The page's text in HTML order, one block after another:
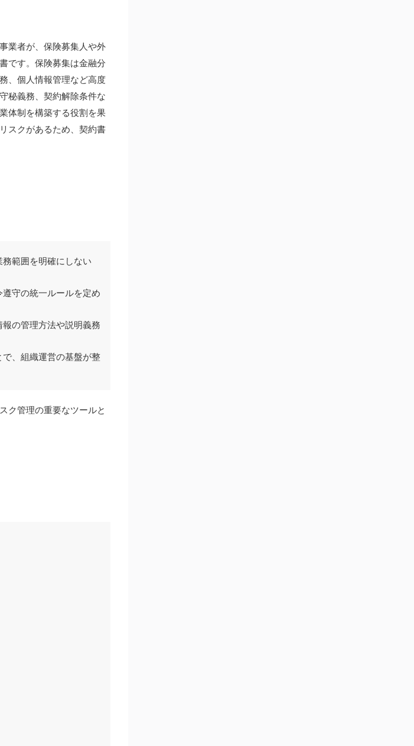
業者が、保険募集人や外
です。保険募集は金融分
、個人情報管理など高度
秘義務、契約解除条件な
体制を構築する役割を果
スクがあるため、契約書
範囲を明確にしない
守の統一ルールを定め
の管理方法や説明義務
、組織運営の基盤が整
ク管理の重要なツールと